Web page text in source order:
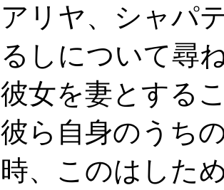
アリヤ、シャパ
るしについて尋
彼女を妻とする
彼ら自身のうち
時、このはした